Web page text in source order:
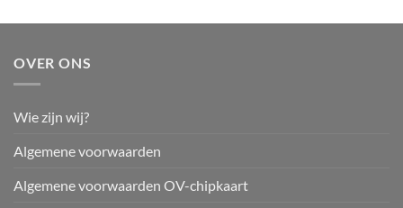
OVER ONS
Wie zijn wij?
Algemene voorwaarden
Algemene voorwaarden OV-chipkaart